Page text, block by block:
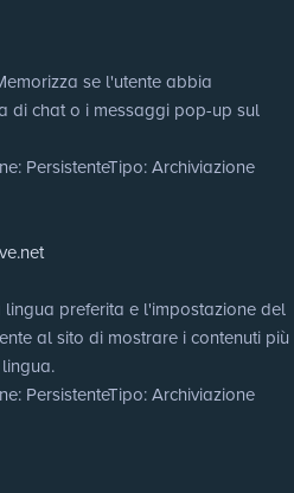
se l'utente abbia
di chat o i messaggi pop-up sul
: PersistenteTipo: Archiviazione
preferita e l'impostazione del
al sito di mostrare i contenuti più
: PersistenteTipo: Archiviazione